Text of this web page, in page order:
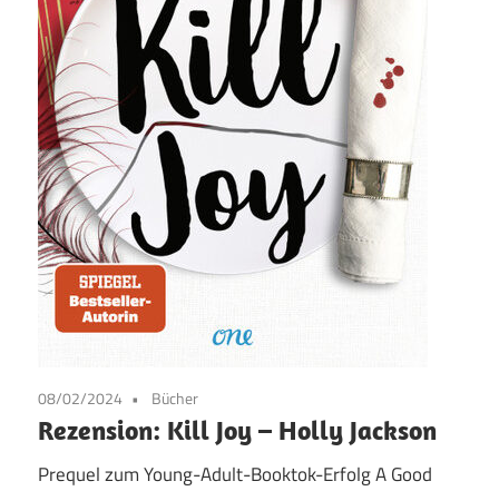
08/02/2024 Bücher
Rezension: Kill Joy – Holly Jackson
Prequel zum Young-Adult-Booktok-Erfolg A Good